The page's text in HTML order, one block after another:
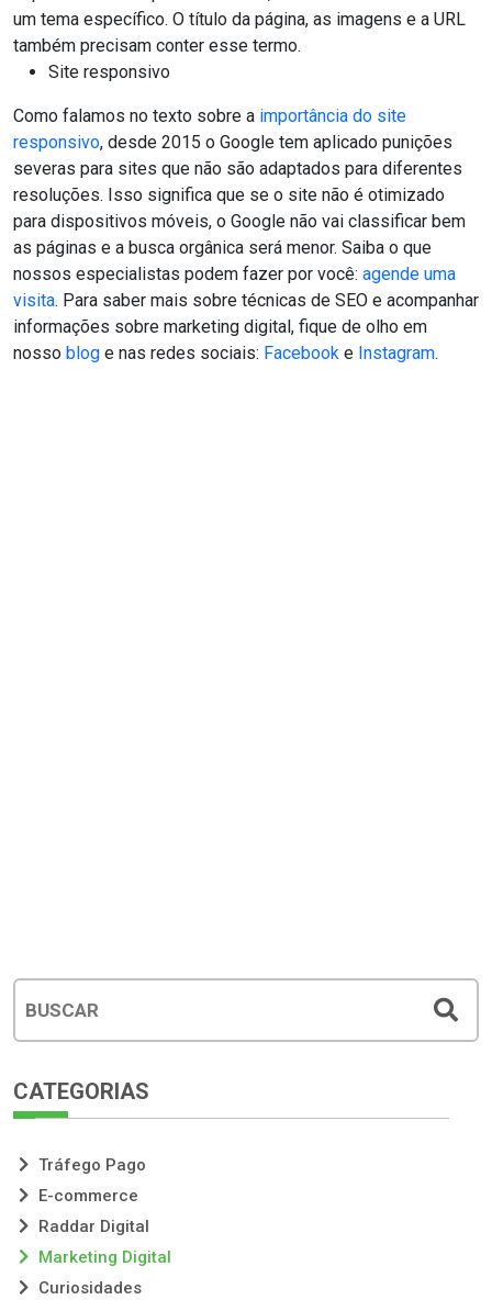
um tema específico. O título da página, as imagens e a URL
também precisam conter esse termo.
Site responsivo
Como falamos no texto sobre a importância do site
responsivo, desde 2015 o Google tem aplicado punições
severas para sites que não são adaptados para diferentes
resoluções. Isso significa que se o site não é otimizado
para dispositivos móveis, o Google não vai classificar bem
as páginas e a busca orgânica será menor. Saiba o que
nossos especialistas podem fazer por você: agende uma
visita. Para saber mais sobre técnicas de SEO e acompanhar
informações sobre marketing digital, fique de olho em
nosso blog e nas redes sociais: Facebook e Instagram.
CATEGORIAS
Tráfego Pago
E-commerce
Raddar Digital
Marketing Digital
Curiosidades